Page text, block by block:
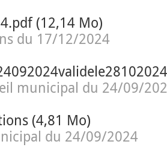
(12,14 Mo)
du 17/12/2024
municipal du 24/09/
(4,81 Mo)
du 24/09/2024